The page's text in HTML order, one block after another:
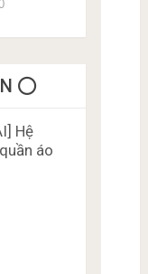
⭕️
Hệ
áo